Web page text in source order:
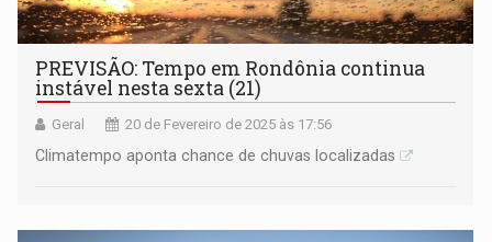
PREVISÃO: Tempo em Rondônia continua
instável nesta sexta (21)
Geral 20 de Fevereiro de 2025 às 17:56
Climatempo aponta chance de chuvas localizadas